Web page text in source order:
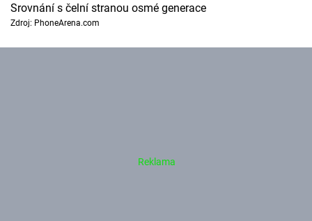
Sledujte nás
Srovnání s čelní stranou osmé generace
Zdroj: PhoneArena.com